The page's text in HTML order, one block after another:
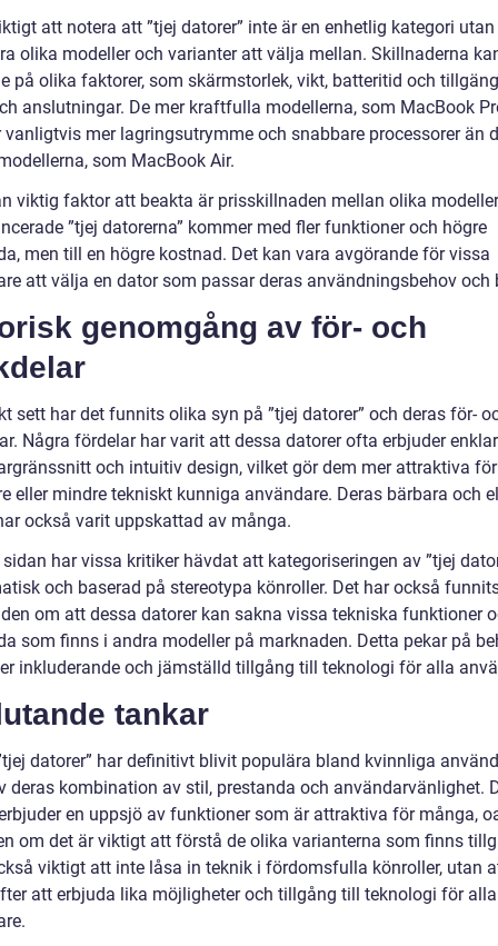
att notera att ”tjej datorer” inte är en enhetlig kategori
olika modeller och varianter att välja mellan. Skillnaderna
på olika faktorer, som skärmstorlek, vikt, batteritid och
anslutningar. De mer kraftfulla modellerna, som MacBook
vanligtvis mer lagringsutrymme och snabbare processorer än
som MacBook Air.
viktig faktor att beakta är prisskillnaden mellan olika
”tjej datorerna” kommer med fler funktioner och högre
men till en högre kostnad. Det kan vara avgörande för vissa
att välja en dator som passar deras användningsbehov och
genomgång av för- och
sett har det funnits olika syn på ”tjej datorer” och deras för-
Några fördelar har varit att dessa datorer ofta erbjuder
och intuitiv design, vilket gör dem mer attraktiva för
eller mindre tekniskt kunniga användare. Deras bärbara och
också varit uppskattad av många.
har vissa kritiker hävdat att kategoriseringen av ”tjej
och baserad på stereotypa könroller. Det har också
om att dessa datorer kan sakna vissa tekniska funktioner
som finns i andra modeller på marknaden. Detta pekar på
inkluderande och jämställd tillgång till teknologi för alla
tankar
datorer” har definitivt blivit populära bland kvinnliga
deras kombination av stil, prestanda och användarvänlighet.
en uppsjö av funktioner som är attraktiva för många,
om det är viktigt att förstå de olika varianterna som finns
viktigt att inte låsa in teknik i fördomsfulla könroller, utan
att erbjuda lika möjligheter och tillgång till teknologi för alla